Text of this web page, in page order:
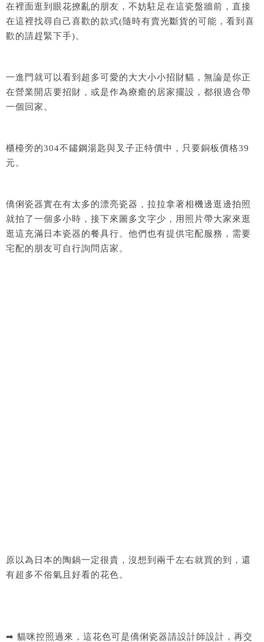
在裡面逛到眼花撩亂的朋友，不妨駐足在這瓷盤牆前，直接
在這裡找尋自己喜歡的款式(隨時有賣光斷貨的可能，看到喜
歡的請趕緊下手)。
一進門就可以看到超多可愛的大大小小招財貓，無論是你正
在營業開店要招財，或是作為療癒的居家擺設，都很適合帶
一個回家。
櫃檯旁的304不鏽鋼湯匙與叉子正特價中，只要銅板價格39
元。
僑俐瓷器實在有太多的漂亮瓷器，拉拉拿著相機邊逛邊拍照
就拍了一個多小時，接下來圖多文字少，用照片帶大家來逛
逛這充滿日本瓷器的餐具行。他們也有提供宅配服務，需要
宅配的朋友可自行詢問店家。
原以為日本的陶鍋一定很貴，沒想到兩千左右就買的到，還
有超多不俗氣且好看的花色。
➡ 貓咪控照過來，這花色可是僑俐瓷器請設計師設計，再交